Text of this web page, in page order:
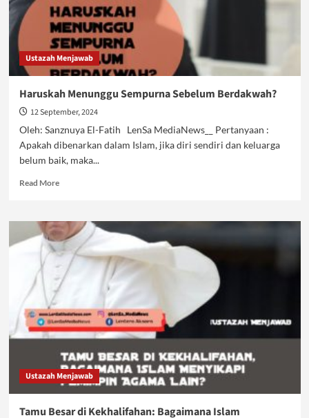
dan
Perubahan
Tradisi
di
Dunia
Islam
Ustazah Menjawab
Haruskah Menunggu Sempurna Sebelum Berdakwah?
12 September, 2024
Oleh: Sanznuya El-Fatih LenSa MediaNews__ Pertanyaan :
Apakah dibenarkan dalam Islam, jika diri sendiri dan keluarga
belum baik, maka...
Read MoreRead
Haruskah
Menunggu
Sempurna
Sebelum
Berdakwah?
Ustazah Menjawab
Tamu Besar di Kekhalifahan: Bagaimana Islam